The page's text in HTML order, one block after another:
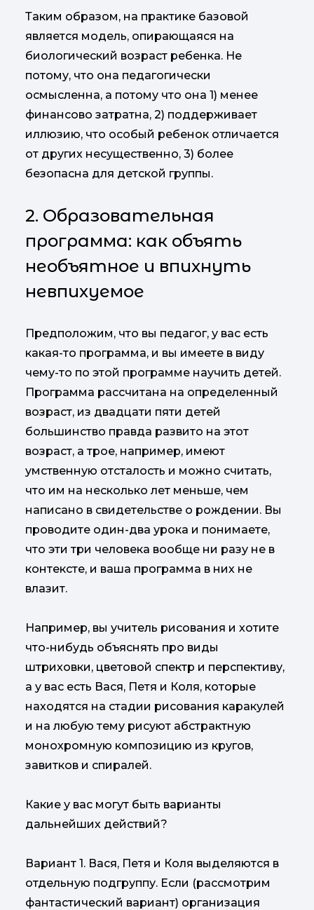
Таким образом, на практике базовой
является модель, опирающаяся на
биологический возраст ребенка. Не
потому, что она педагогически
осмысленна, а потому что она 1) менее
финансово затратна, 2) поддерживает
иллюзию, что особый ребенок отличается
от других несущественно, 3) более
безопасна для детской группы.
2. Образовательная
программа: как объять
необъятное и впихнуть
невпихуемое
Предположим, что вы педагог, у вас есть
какая-то программа, и вы имеете в виду
чему-то по этой программе научить детей.
Программа рассчитана на определенный
возраст, из двадцати пяти детей
большинство правда развито на этот
возраст, а трое, например, имеют
умственную отсталость и можно считать,
что им на несколько лет меньше, чем
написано в свидетельстве о рождении. Вы
проводите один-два урока и понимаете,
что эти три человека вообще ни разу не в
контексте, и ваша программа в них не
влазит.
Например, вы учитель рисования и хотите
что-нибудь объяснять про виды
штриховки, цветовой спектр и перспективу,
а у вас есть Вася, Петя и Коля, которые
находятся на стадии рисования каракулей
и на любую тему рисуют абстрактную
монохромную композицию из кругов,
завитков и спиралей.
Какие у вас могут быть варианты
дальнейших действий?
Вариант 1. Вася, Петя и Коля выделяются в
отдельную подгруппу. Если (рассмотрим
фантастический вариант) организация